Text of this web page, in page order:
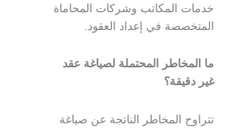
وشركات المحاماة
في إعداد العقود.
المحتملة لصياغة عقد
الناتجة عن صياغة